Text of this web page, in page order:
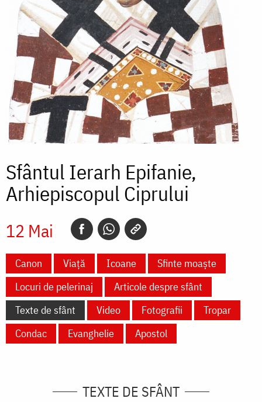
Sfântul Ierarh Epifanie,
Arhiepiscopul Ciprului
12 Mai
Canon Viață Icoane
Sfinte moaște
Locuri de pelerinaj
Articole despre sfânt
Texte de sfânt
Video Fotografii
Tropar
Condac
Evanghelie Apostol
TEXTE DE SFÂNT